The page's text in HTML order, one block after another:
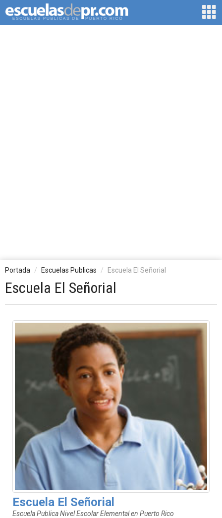
Portada Escuelas Publicas Escuela El Señorial
Escuela El Señorial
Escuela El Señorial
Escuela Publica Nivel Escolar Elemental en Puerto Rico